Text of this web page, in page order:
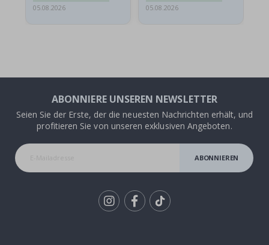
05.08.2026
05.08.2026
ABONNIERE UNSEREN NEWSLETTER
Seien Sie der Erste, der die neuesten Nachrichten erhält, und
profitieren Sie von unseren exklusiven Angeboten.
ABONNIEREN